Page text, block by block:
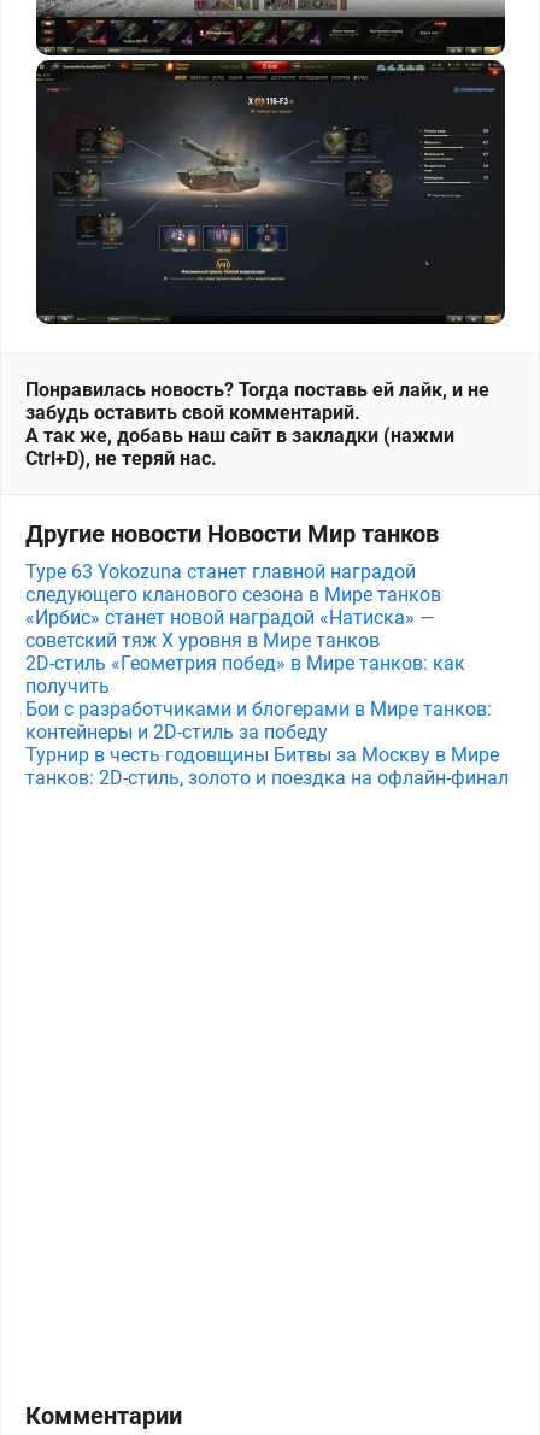
Понравилась новость? Тогда поставь ей лайк, и не
забудь оставить свой комментарий.
А так же, добавь наш сайт в закладки (нажми
Ctrl+D), не теряй нас.
Другие новости Новости Мир танков
Type 63 Yokozuna станет главной наградой
следующего кланового сезона в Мире танков
«Ирбис» станет новой наградой «Натиска» —
советский тяж X уровня в Мире танков
2D-стиль «Геометрия побед» в Мире танков: как
получить
Бои с разработчиками и блогерами в Мире танков:
контейнеры и 2D-стиль за победу
Турнир в честь годовщины Битвы за Москву в Мире
танков: 2D-стиль, золото и поездка на офлайн-финал
Комментарии